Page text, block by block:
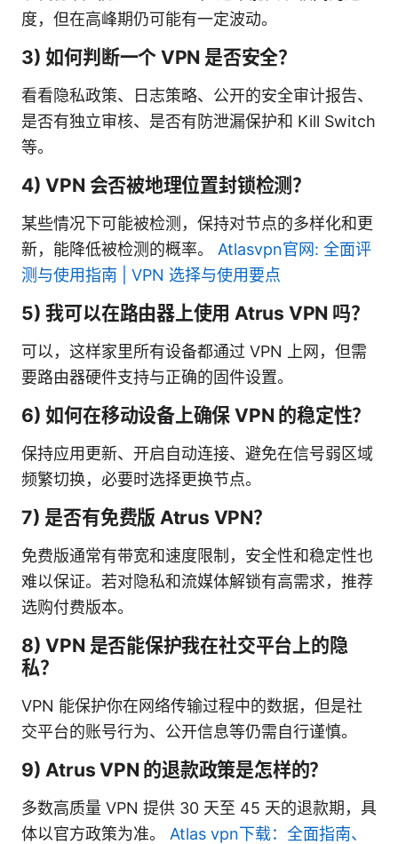
度，但在高峰期仍可能有一定波动。
3) 如何判断一个 VPN 是否安全？
看看隐私政策、日志策略、公开的安全审计报告、
是否有独立审核、是否有防泄漏保护和 Kill Switch
等。
4) VPN 会否被地理位置封锁检测？
某些情况下可能被检测，保持对节点的多样化和更
新，能降低被检测的概率。 Atlasvpn官网: 全面评
测与使用指南 | VPN 选择与使用要点
5) 我可以在路由器上使用 Atrus VPN 吗？
可以，这样家里所有设备都通过 VPN 上网，但需
要路由器硬件支持与正确的固件设置。
6) 如何在移动设备上确保 VPN 的稳定性？
保持应用更新、开启自动连接、避免在信号弱区域
频繁切换，必要时选择更换节点。
7) 是否有免费版 Atrus VPN？
免费版通常有带宽和速度限制，安全性和稳定性也
难以保证。若对隐私和流媒体解锁有高需求，推荐
选购付费版本。
8) VPN 是否能保护我在社交平台上的隐
私？
VPN 能保护你在网络传输过程中的数据，但是社
交平台的账号行为、公开信息等仍需自行谨慎。
9) Atrus VPN 的退款政策是怎样的？
多数高质量 VPN 提供 30 天至 45 天的退款期，具
体以官方政策为准。 Atlas vpn下载：全面指南、